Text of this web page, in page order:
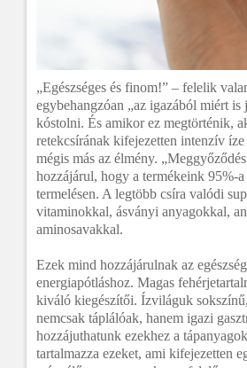
„Egészséges és finom!” – felelik
egybehangzóan „az igazából miért
kóstolni. És amikor ez megtörténik,
retekcsírának kifejezetten intenzív
mégis más az élmény.
hozzájárul, hogy a termékeink 95%-
termelésen. A legtöbb csíra valódi
vitaminokkal, ásványi anyagokkal,
aminosavakkal.
Ezek mind hozzájárulnak az
energiapótláshoz. Magas
kiváló kiegészítői. Ízviláguk
nemcsak táplálóak, hanem igazi
hozzájuthatunk ezekhez a
tartalmazza ezeket, ami kifejezetten